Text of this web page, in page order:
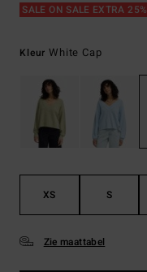
SALE ON SALE EXTRA 25%
KleurWhite Cap
XS S
Zie maattabel